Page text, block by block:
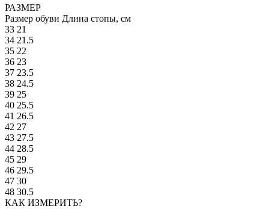
РАЗМЕР
Размер обуви Длина стопы, см
33 21
34 21.5
35 22
36 23
37 23.5
38 24.5
39 25
40 25.5
41 26.5
42 27
43 27.5
44 28.5
45 29
46 29.5
47 30
48 30.5
КАК ИЗМЕРИТЬ?